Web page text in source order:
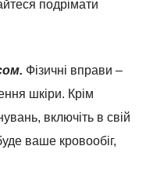
подрімати
Фізичні вправи –
шкіри. Крім
включіть в свій
ваше кровообіг,